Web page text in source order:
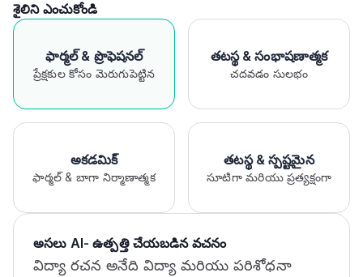
శైలిని ఎంచుకోండి
ఫార్మల్ & ప్రొఫెషనల్
ప్రేక్షకుల కోసం మెరుగుపెట్టిన
తటస్థ & సంభాషణాత్మక
చదవడం సులభం
అకడమిక్
ఫార్మల్ & బాగా నిర్మాణాత్మక
తటస్థ & స్పష్టమైన
సూటిగా మరియు ప్రత్యక్షంగా
అసలు AI- ఉత్పత్తి చేయబడిన వచనం
విద్యా రచన అనేది విద్యా మరియు పరిశోధనా